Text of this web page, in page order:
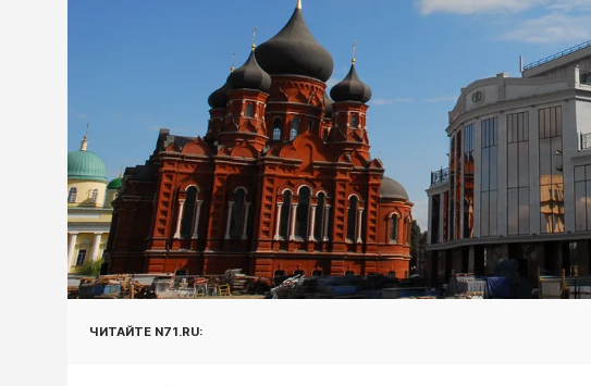
ЧИТАЙТЕ N71.RU: